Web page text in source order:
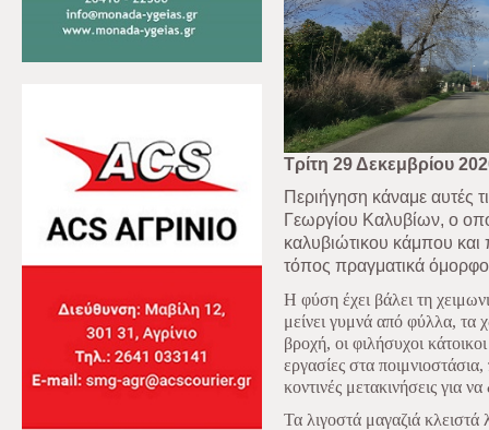
Τρίτη 29 Δεκεμβρίου
Περιήγηση κάναμε αυτές
Γεωργίου Καλυβίων, ο
καλυβιώτικου κάμπου
τόπος πραγματικά
Η φύση έχει βάλει τη
μείνει γυμνά από φύλλα, τα
βροχή, οι φιλήσυχοι
εργασίες στα
κοντινές μετακινήσεις για
Τα λιγοστά μαγαζιά